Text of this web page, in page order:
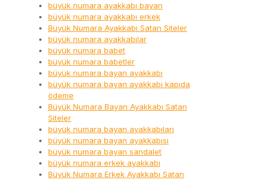
büyük numara ayakkabı bayan
büyük numara ayakkabı erkek
Büyük Numara Ayakkabı Satan Siteler
büyük numara ayakkabılar
büyük numara babet
büyük numara babetler
büyük numara bayan ayakkabı
büyük numara bayan ayakkabı kapıda
ödeme
Büyük Numara Bayan Ayakkabı Satan
Siteler
büyük numara bayan ayakkabıları
büyük numara bayan ayakkabısı
büyük numara bayan sandalet
büyük numara erkek ayakkabı
Büyük Numara Erkek Ayakkabı Satan